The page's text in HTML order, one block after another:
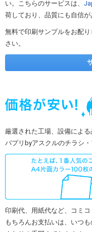
い。こちらのサービスは、
荷しており、品質にも自信が
無料で印刷サンプルをお配
さい。
厳選された工場、設備によ
パプリbyアスクルのチラシ・
印刷代、用紙代など、コミコ
もちろんお支払いは、いつ